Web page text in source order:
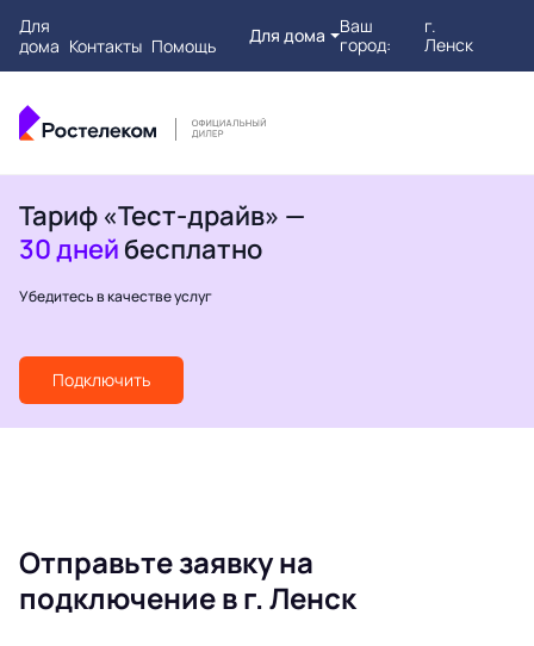
Для
дома Контакты Помощь Для дома
Ваш
город:
г.
Ленск
Тариф «Тест-драйв» —
30 дней бесплатно
Убедитесь в качестве услуг
Подключить
Отправьте заявку на
подключение в г. Ленск